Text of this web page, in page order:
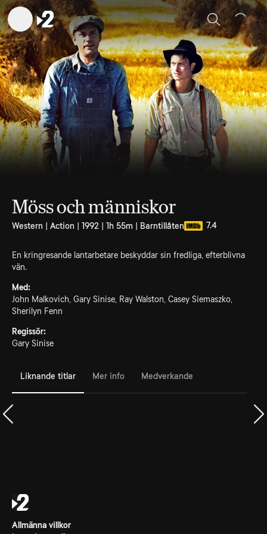
Sök
Möss och människor
Western | Action | 1992 | 1h 55m | Barntillåten 7.4
En kringresande lantarbetare beskyddar sin fredliga, efterblivna
vän.
Med:
John Malkovich, Gary Sinise, Ray Walston, Casey Siemaszko,
Sherilyn Fenn
Regissör:
Gary Sinise
Liknande titlar Mer info Medverkande
Allmänna villkor